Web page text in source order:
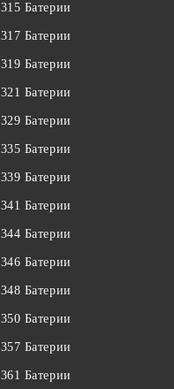
315 Батерии
317 Батерии
319 Батерии
321 Батерии
329 Батерии
335 Батерии
339 Батерии
341 Батерии
344 Батерии
346 Батерии
348 Батерии
350 Батерии
357 Батерии
361 Батерии